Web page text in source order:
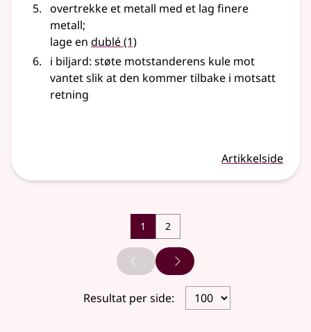
overtrekke et metall med et lag finere
metall;
lage en dublé(1)
i biljard: støte motstanderens kule mot
vantet slik at den kommer tilbake i motsatt
retning
Artikkelside
1 2
Forrige sideNeste side
Resultat per side: